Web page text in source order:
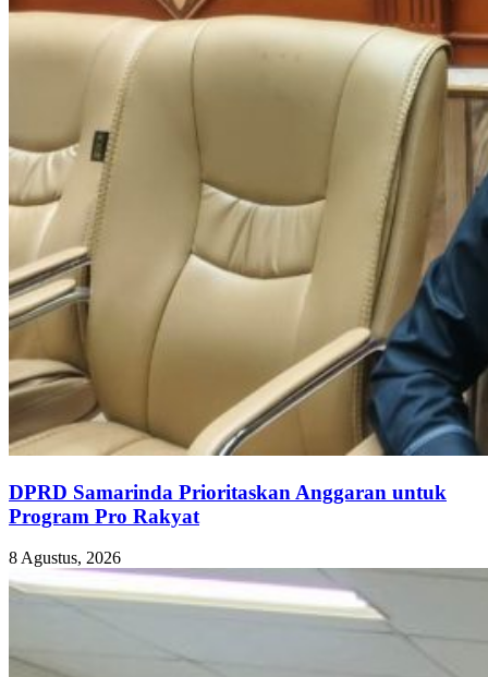
DPRD Samarinda Prioritaskan Anggaran untuk
Program Pro Rakyat
8 Agustus, 2026